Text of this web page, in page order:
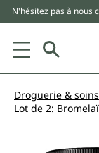
principal
N'hésitez pas à nous
Droguerie &
Ignorer la